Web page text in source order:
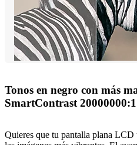
Tonos en negro con más
SmartContrast 20000000:1
Quieres que tu pantalla plana